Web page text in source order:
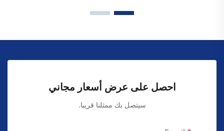
احصل على عرض أسعار مجاني
سيتصل بك ممثلنا قريبا.